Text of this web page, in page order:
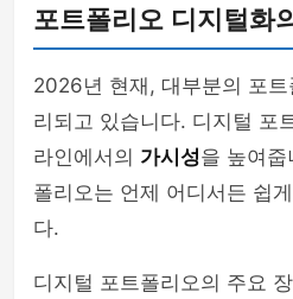
포트폴리오 디지털화
2026년 현재, 대부분의 포트
리되고 있습니다. 디지털 포
라인에서의 가시성을 높여
폴리오는 언제 어디서든 쉽
다.
디지털 포트폴리오의 주요